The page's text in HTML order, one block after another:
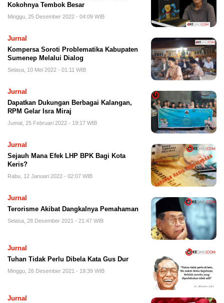
Kokohnya Tembok Besar
Minggu, 25 Desember 2022 - 04:09 WIB
Jurnal
Kompersa Soroti Problematika Kabupaten
Sumenep Melalui Dialog
Selasa, 10 Mei 2022 - 01:11 WIB
Jurnal
Dapatkan Dukungan Berbagai Kalangan,
RPM Gelar Isra Miraj
Jumat, 25 Februari 2022 - 19:17 WIB
Jurnal
Sejauh Mana Efek LHP BPK Bagi Kota
Keris?
Rabu, 12 Januari 2022 - 02:07 WIB
Jurnal
Terorisme Akibat Dangkalnya Pemahaman
Selasa, 28 Desember 2021 - 21:47 WIB
Jurnal
Tuhan Tidak Perlu Dibela Kata Gus Dur
Minggu, 26 Desember 2021 - 19:39 WIB
Jurnal